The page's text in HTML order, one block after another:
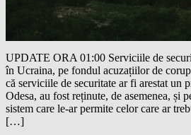
UPDATE ORA 01:00 Serviciile de
în Ucraina, pe fondul acuzațiilor de
că serviciile de securitate ar fi arestat un
Odesa, au fost reținute, de asemenea, și
sistem care le-ar permite celor care ar
[…]